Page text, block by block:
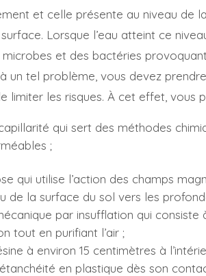
et celle présente au niveau de
surface. Lorsque l’eau atteint ce
et des bactéries
un tel problème, vous devez
limiter les risques. À cet effet, vous
qui sert des méthodes
;
qui utilise l’action des champs
de la surface du sol vers les
par insufflation qui consiste
tout en purifiant l’air ;
à environ 15 centimètres à
en plastique dès son